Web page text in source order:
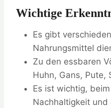
Wichtige
Es gibt
Nahrungsmittel
Zu den essbaren
Huhn, Gans, Pute,
Es ist wichtig,
Nachhaltigkeit